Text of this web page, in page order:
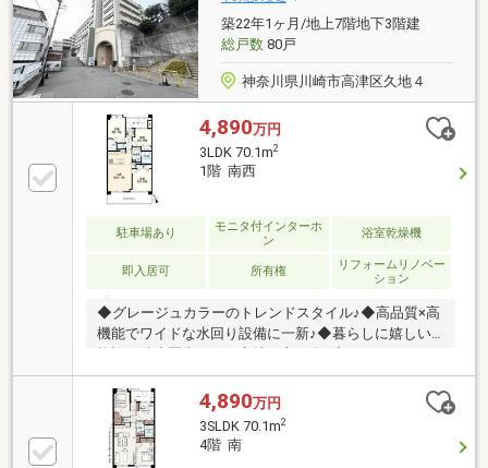
築22年1ヶ月/地上7階地下3階建
総戸数80戸
神奈川県川崎市高津区久地４
4,890万円
3LDK 70.1m2
1階 南西
駐車場あり
モニタ付インターホ
ン
浴室乾燥機
即入居可 所有権
リフォームリノベー
ション
◆グレージュカラーのトレンドスタイル♪◆高品質×高
機能でワイドな水回り設備に一新♪◆暮らしに嬉しい
ム・キッズルーム等、充実の共有施設♪◆大切なペッ
トと一緒に暮らせます♪【株式会社リビングライフ】
創業35年の信頼で未公開情報多数のリビングライフが
ご紹介します。宅建士×FP×住宅ローンアドバイザーの
資格を併せ持つ『ライフ・エキスパート・プランナ
4,890万円
3SLDK 70.1m2
4階 南